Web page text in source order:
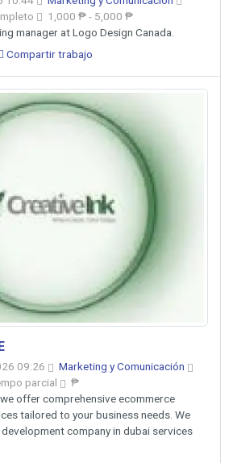
1,000 ₱ - 5,000 ₱
manager at Logo Design Canada.
Compartir trabajo
09:26
Marketing y Comunicación
parcial
₱
offer comprehensive ecommerce
tailored to your business needs. We
company in dubai services